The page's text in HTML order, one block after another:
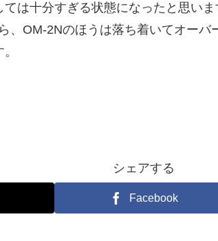
は十分すぎる状態になったと思いま
、OM-2Nのほうは落ち着いてオーバ
シェアする
Facebook